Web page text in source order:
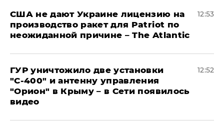
США не дают Украине лицензию на
производство ракет для Patriot по
неожиданной причине – The Atlantic
12:53
ГУР уничтожило две установки
"С‑400" и антенну управления
"Орион" в Крыму – в Сети появилось
видео
12:52